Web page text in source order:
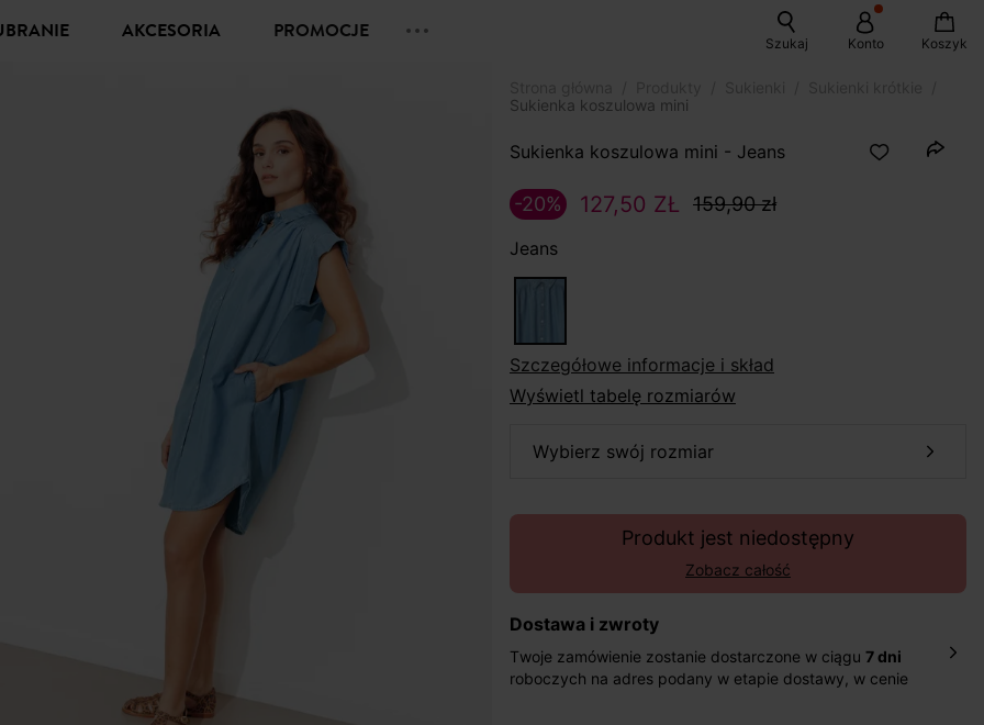
UBRANIE AKCESORIA PROMOCJE Szukaj Konto Koszyk
Sukienka koszulowa mini
Sukienka koszulowa mini - Jeans
127,50 ZŁ 159,90 zł
-20%
Jeans
szczegółowe informacje i skład
Wyświetl tabelę rozmiarów
wybierz swój rozmiar
Produkt jest niedostępny
Zobacz całość
Dostawa i zwroty
Twoje zamówienie zostanie dostarczone w ciągu 7 dni
roboczych na adres podany w etapie dostawy, w cenie